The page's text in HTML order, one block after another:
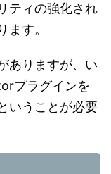
ティの強化され
す。
ありますが、い
プラグインを
いうことが必要